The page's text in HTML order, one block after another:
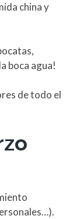
china y
boca agua!
de todo el